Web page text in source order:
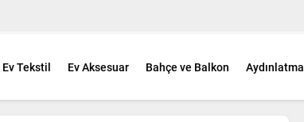
Ev Tekstil Ev Aksesuar Bahçe ve Balkon Aydınlatma